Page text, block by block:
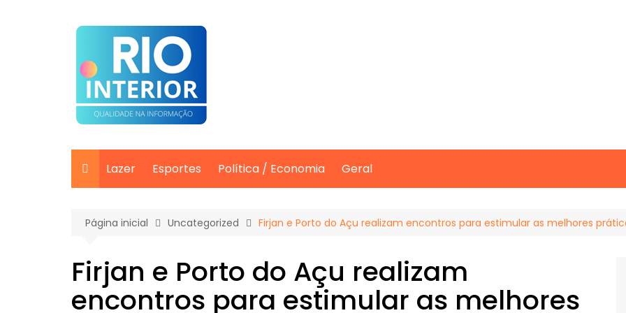
Lazer Esportes Política / Economia Geral
Página inicial Uncategorized Firjan e Porto do Açu realizam encontros para estimular as melhores
Firjan e Porto do Açu realizam
encontros para estimular as melhores